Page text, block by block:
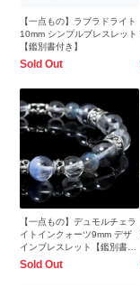
【一点もの】ラブラドライト
10mm シンプルブレスレット
【鑑別書付き】
Sold Out
【一点もの】デュモルチェラ
イトインクォーツ9mm デザ
インブレスレット【鑑別書付
き】
Sold Out